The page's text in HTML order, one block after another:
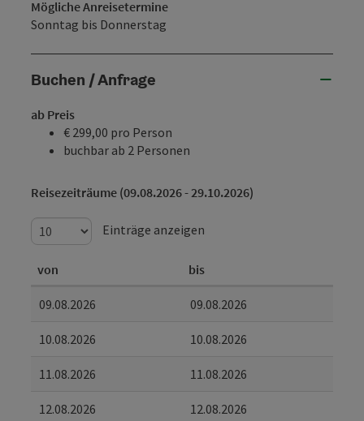
Mögliche Anreisetermine
Sonntag bis Donnerstag
Buchen / Anfrage
ab Preis
€ 299,00 pro Person
buchbar ab 2 Personen
Reisezeiträume (09.08.2026 - 29.10.2026)
Einträge anzeigen
von bis
09.08.2026 09.08.2026
10.08.2026 10.08.2026
11.08.2026 11.08.2026
12.08.2026 12.08.2026